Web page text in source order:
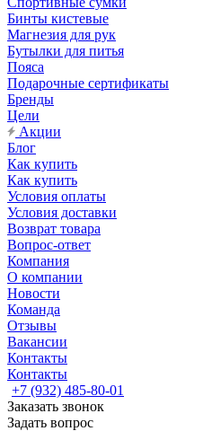
Бинты кистевые
Магнезия для рук
Бутылки для питья
Пояса
Подарочные сертификаты
Бренды
Цели
Акции
Блог
Как купить
Как купить
Условия оплаты
Условия доставки
Возврат товара
Вопрос-ответ
Компания
О компании
Новости
Команда
Отзывы
Вакансии
Контакты
Контакты
+7 (932) 485-80-01
Заказать звонок
Задать вопрос